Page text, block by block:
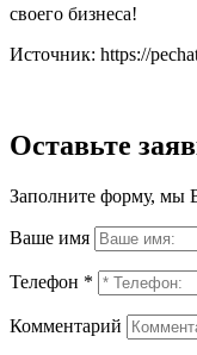
своего бизнеса!
Источник: https://
Оставьте
Заполните форму, мы
Ваше имя
Телефон *
Комментарий